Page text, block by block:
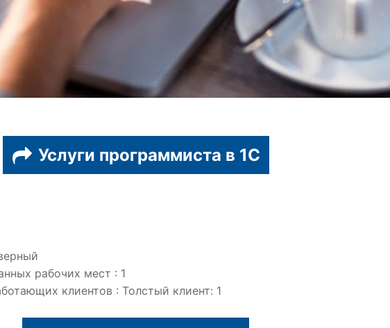
Услуги программиста в 1С
рабочих мест : 1
клиентов : Толстый клиент: 1